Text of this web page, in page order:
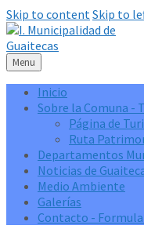
Skip to contentSkip to
Menu
Inicio
Sobre la Comuna -
Página de
Ruta
Departamentos
Noticias de
Medio Ambiente
Galerías
Contacto -